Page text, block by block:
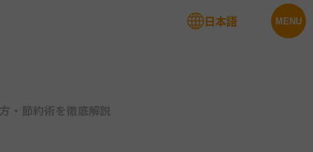
MENU
日本語
・節約術を徹底解説